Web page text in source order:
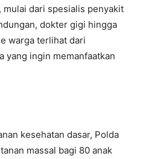
dari spesialis penyakit
dokter gigi hingga
warga terlihat dari
yang ingin memanfaatkan
kesehatan dasar, Polda
massal bagi 80 anak